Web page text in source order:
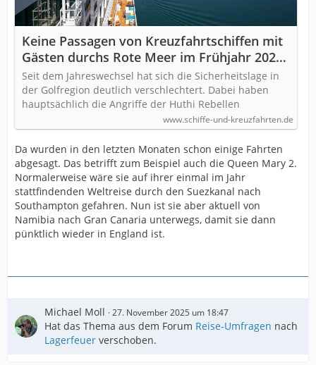
Keine Passagen von Kreuzfahrtschiffen mit
Gästen durchs Rote Meer im Frühjahr 2024
- Übersicht (Update)
Seit dem Jahreswechsel hat sich die Sicherheitslage in
der Golfregion deutlich verschlechtert. Dabei haben
hauptsächlich die Angriffe der Huthi Rebellen
www.schiffe-und-kreuzfahrten.de
Da wurden in den letzten Monaten schon einige Fahrten
abgesagt. Das betrifft zum Beispiel auch die Queen Mary 2.
Normalerweise wäre sie auf ihrer einmal im Jahr
stattfindenden Weltreise durch den Suezkanal nach
Southampton gefahren. Nun ist sie aber aktuell von
Namibia nach Gran Canaria unterwegs, damit sie dann
pünktlich wieder in England ist.
Michael Moll 27. November 2025 um 18:47
Hat das Thema aus dem Forum Reise-Umfragen nach
Lagerfeuer verschoben.